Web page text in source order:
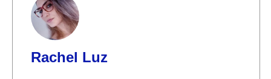
Rachel Luz